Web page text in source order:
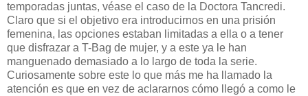
temporadas juntas, véase el caso de la Doctora Tancredi.
Claro que si el objetivo era introducirnos en una prisión
femenina, las opciones estaban limitadas a ella o a tener
que disfrazar a T-Bag de mujer, y a este ya le han
manguenado demasiado a lo largo de toda la serie.
Curiosamente sobre este lo que más me ha llamado la
atención es que en vez de aclararnos cómo llegó a como le